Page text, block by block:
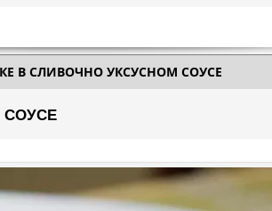
В СЛИВОЧНО УКСУСНОМ СОУСЕ
СОУСЕ